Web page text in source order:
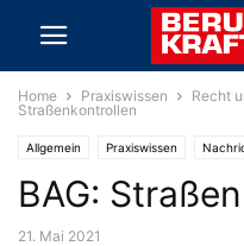
Home Praxiswissen Recht
Straßenkontrollen
Allgemein Praxiswissen
BAG:
21. Mai 2021